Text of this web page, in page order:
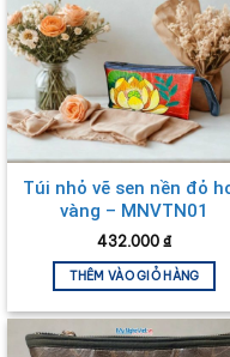
Túi nhỏ vẽ sen nền đỏ
vàng – MNVTN01
432.000 ₫
THÊM VÀO GIỎ HÀNG